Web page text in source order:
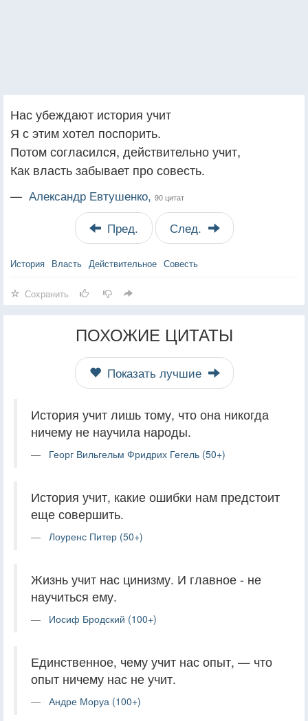
Нас убеждают история учит
Я с этим хотел поспорить.
Потом согласился, действительно учит,
Как власть забывает про совесть.
— Александр Евтушенко, 90 цитат
Пред. След.
История Власть Действительное Совесть
Сохранить
ПОХОЖИЕ ЦИТАТЫ
Показать лучшие
История учит лишь тому, что она никогда
ничему не научила народы.
Георг Вильгельм Фридрих Гегель (50+)
История учит, какие ошибки нам предстоит
еще совершить.
Лоуренс Питер (50+)
Жизнь учит нас цинизму. И главное - не
научиться ему.
Иосиф Бродский (100+)
Единственное, чему учит нас опыт, — что
опыт ничему нас не учит.
Андре Моруа (100+)